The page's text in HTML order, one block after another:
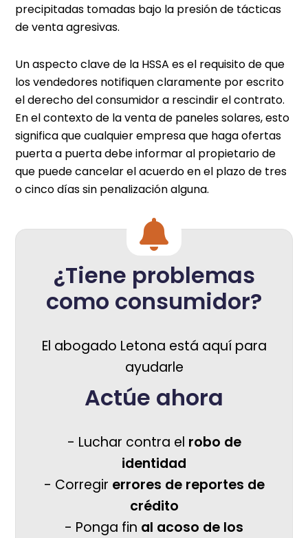
precipitadas tomadas bajo la presión de tácticas
de venta agresivas.
Un aspecto clave de la HSSA es el requisito de que
los vendedores notifiquen claramente por escrito
el derecho del consumidor a rescindir el contrato.
En el contexto de la venta de paneles solares, esto
significa que cualquier empresa que haga ofertas
puerta a puerta debe informar al propietario de
que puede cancelar el acuerdo en el plazo de tres
o cinco días sin penalización alguna.
¿Tiene problemas
como consumidor?
El abogado Letona está aquí para
ayudarle
Actúe ahora
- Luchar contra el robo de
identidad
- Corregir errores de reportes de
crédito
- Ponga fin al acoso de los